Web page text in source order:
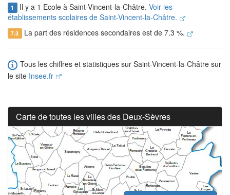
1 Il y a 1 Ecole à Saint-Vincent-la-Châtre. Voir les
établissements scolaires de Saint-Vincent-la-Châtre.
7.3 La part des résidences secondaires est de 7.3 %.
Tous les chiffres et statistiques sur Saint-Vincent-la-Châtre sur
le site Insee.fr
Carte de toutes les villes des Deux-Sèvres